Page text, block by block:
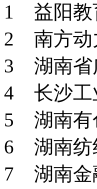
1 益阳教
2 南方动
3 湖南省
4 长沙工
5 湖南有
6 湖南纺
7 湖南金